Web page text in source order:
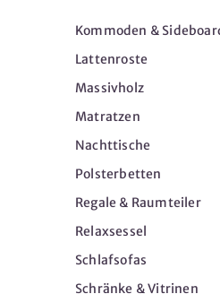
Kommoden &
Lattenroste
Massivholz
Matratzen
Nachttische
Polsterbetten
Regale & Raumteiler
Relaxsessel
Schlafsofas
Schränke & Vitrinen